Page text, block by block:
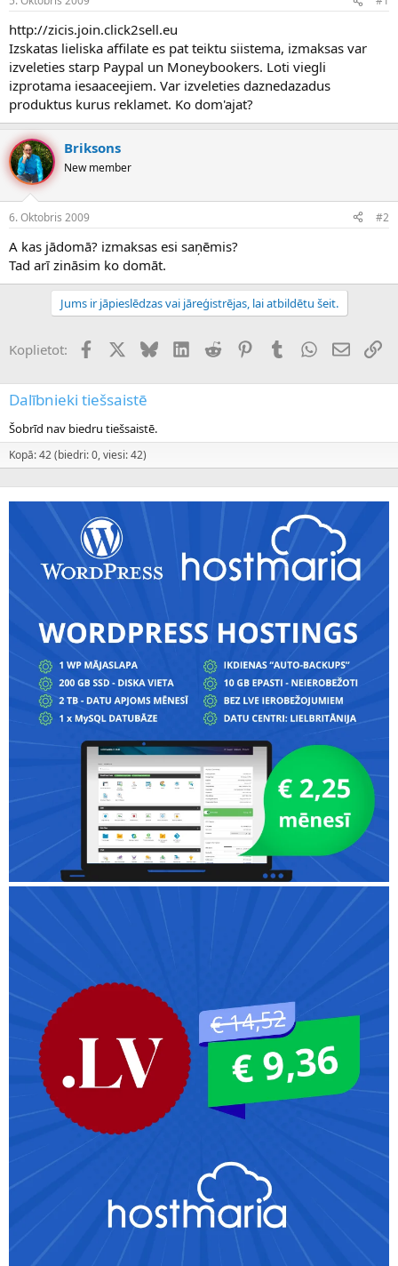
n
a
u
z
s
ā
c
ē
j
s
a
t
u
m
s
http://zicis.join.click2sell.eu
Izskatas lieliska affilate es pat teiktu siistema, izmaksas var
izveleties starp Paypal un Moneybookers. Loti viegli
izprotama iesaaceejiem. Var izveleties daznedazadus
produktus kurus reklamet. Ko dom'ajat?
Briksons
New member
6. Oktobris 2009 #2
A kas jādomā? izmaksas esi saņēmis?
Tad arī zināsim ko domāt.
Jums ir jāpieslēdzas vai jāreģistrējas, lai atbildētu šeit.
Koplietot: FacebookX (Twitter)
BlueskyLinkedInReddit PinterestTumblrWhatsApp
E-pasts
Dalībnieki tiešsaistē
Šobrīd nav biedru tiešsaistē.
Kopā: 42 (biedri: 0, viesi: 42)